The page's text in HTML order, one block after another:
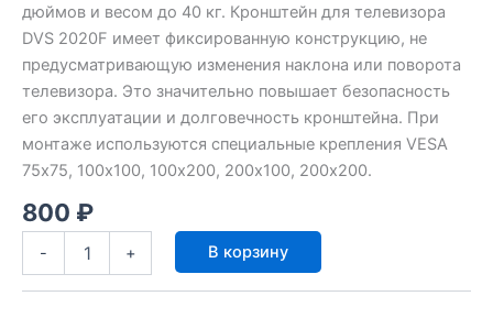
дюймов и весом до 40 кг. Кронштейн для телевизора
DVS 2020F имеет фиксированную конструкцию, не
предусматривающую изменения наклона или поворота
телевизора. Это значительно повышает безопасность
его эксплуатации и долговечность кронштейна. При
монтаже используются специальные крепления VESA
75х75, 100х100, 100х200, 200х100, 200х200.
800 ₽
- + В корзину